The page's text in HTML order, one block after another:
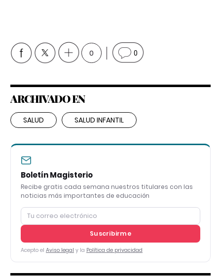
0 0
ARCHIVADO EN
SALUD SALUD INFANTIL
Boletín Magisterio
Recibe gratis cada semana nuestros titulares con las
noticias más importantes de educación
Suscribirme
Acepto el Aviso legal y la Política de privacidad